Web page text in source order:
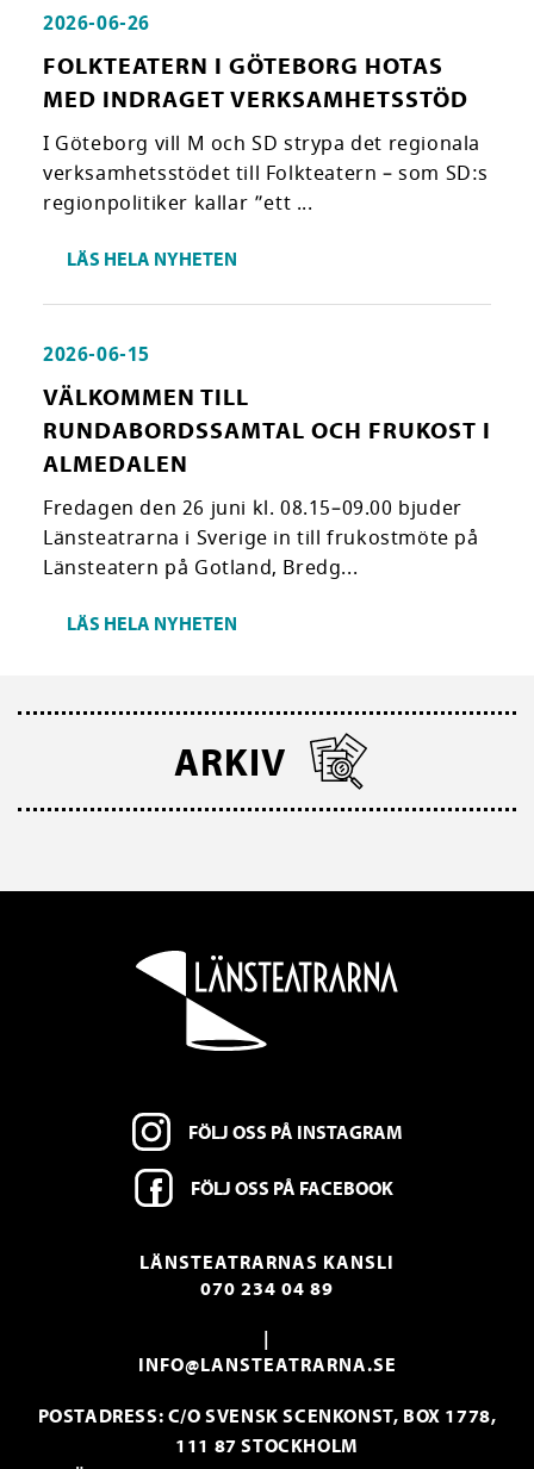
2026-06-26
FOLKTEATERN I GÖTEBORG HOTAS
MED INDRAGET VERKSAMHETSSTÖD
I Göteborg vill M och SD strypa det regionala
verksamhetsstödet till Folkteatern – som SD:s
regionpolitiker kallar ”ett ...
LÄS HELA NYHETEN
2026-06-15
VÄLKOMMEN TILL
RUNDABORDSSAMTAL OCH FRUKOST I
ALMEDALEN
Fredagen den 26 juni kl. 08.15–09.00 bjuder
Länsteatrarna i Sverige in till frukostmöte på
Länsteatern på Gotland, Bredg...
LÄS HELA NYHETEN
ARKIV
FÖLJ OSS PÅ INSTAGRAM
FÖLJ OSS PÅ FACEBOOK
LÄNSTEATRARNAS KANSLI
070 234 04 89
|
INFO@LANSTEATRARNA.SE
POSTADRESS: C/O SVENSK SCENKONST, BOX 1778,
111 87 STOCKHOLM